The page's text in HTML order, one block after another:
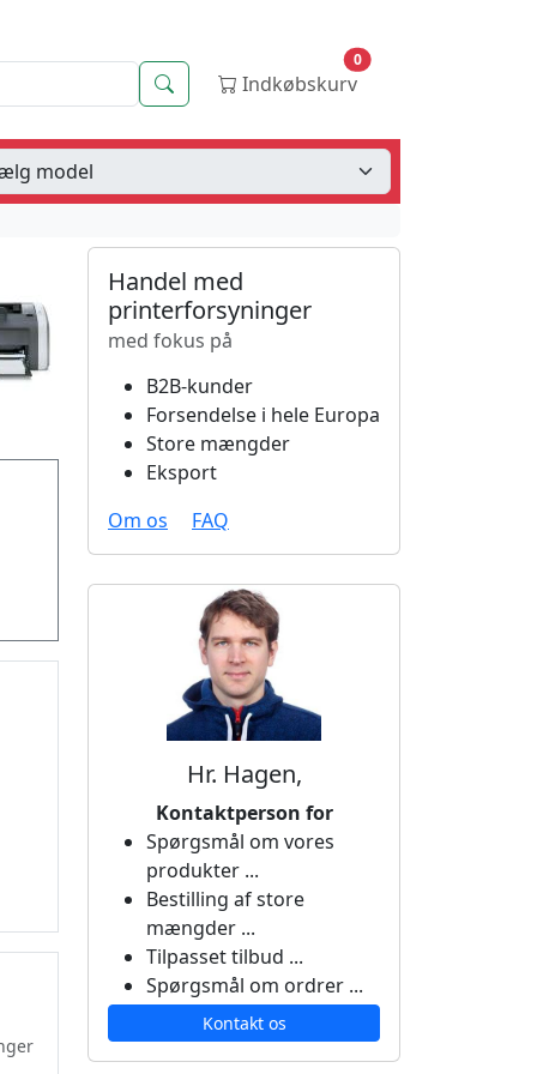
Indkøbskurv
0
Handel med
printerforsyninger
med fokus på
B2B-kunder
Forsendelse i hele Europa
Store mængder
Eksport
Om os
FAQ
Hr. Hagen,
Kontaktperson for
Spørgsmål om vores
produkter ...
Bestilling af store
mængder ...
Tilpasset tilbud ...
Spørgsmål om ordrer ...
Kontakt os